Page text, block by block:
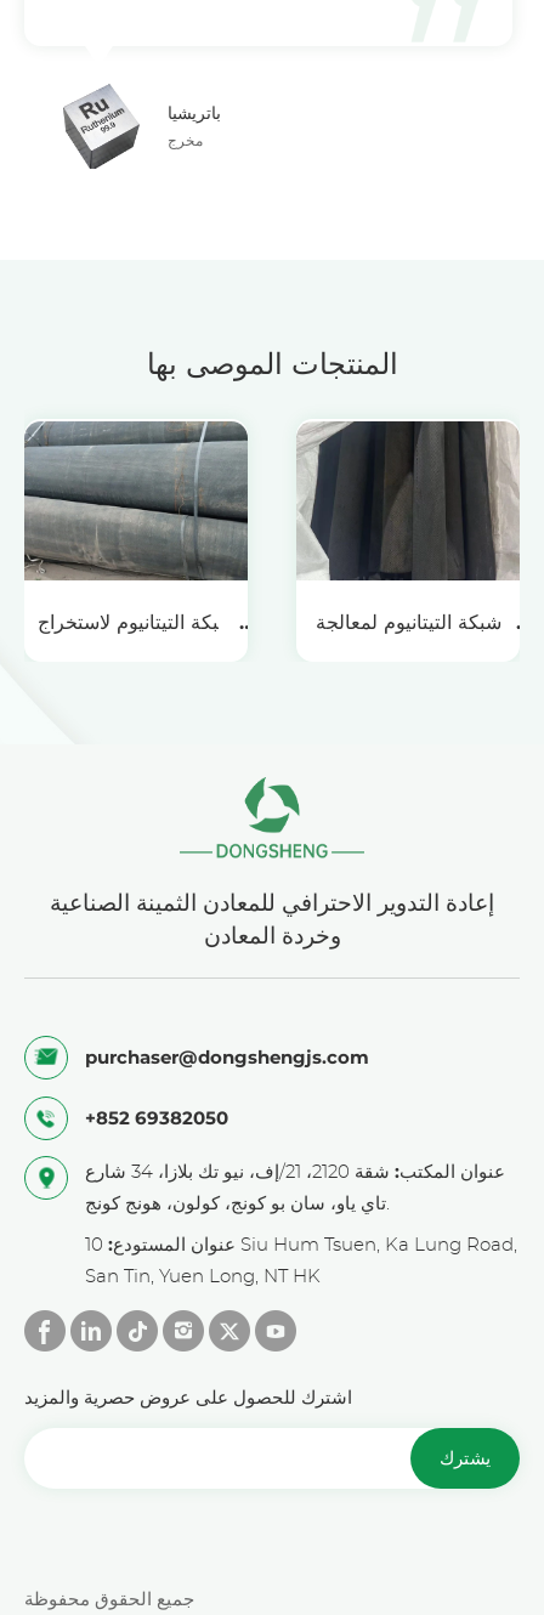
باتريشيا
مخرج
المنتجات الموصى بها
شبكة التيتانيوم لاستخراج شبكة التيتانيوم لمعالجة
إعادة التدوير الاحترافي للمعادن الثمينة الصناعية
وخردة المعادن
purchaser@dongshengjs.com
+852 69382050
عنوان المكتب:
شقة 2120، 21/إف، نيو تك بلازا، 34 شارع
تاي ياو، سان بو كونج، كولون، هونج كونج.
عنوان المستودع: 10 Siu Hum Tsuen, Ka Lung Road,
San Tin, Yuen Long, NT HK
اشترك للحصول على عروض حصرية والمزيد
يشترك
جميع الحقوق محفوظة